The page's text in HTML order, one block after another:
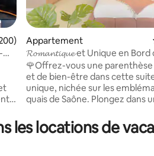
: 4,95 sur 5
moyenne sur la base de 200
Appartement
𝓡𝓸𝓶𝓪𝓷𝓽𝓲𝓺𝓾𝓮 et Unique en Bord
🌹Offrez-vous une parenthèse
et de bien-être dans cette
unique, nichée sur les
quais de Saône. Plongez dans une
chaque détail sublime votre
Profitez d’un jacuzzi privatif
les locations de